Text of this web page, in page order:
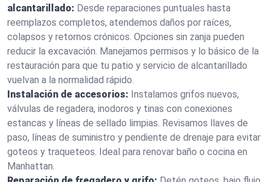
alcantarillado: Desde reparaciones puntuales hasta
reemplazos completos, atendemos daños por raíces,
colapsos y retornos crónicos. Opciones sin zanja pueden
reducir la excavación. Manejamos permisos y lo básico de la
restauración para que tu patio y servicio de alcantarillado
vuelvan a la normalidad rápido.
Instalación de accesorios: Instalamos grifos nuevos,
válvulas de regadera, inodoros y tinas con conexiones
estancas y líneas de sellado limpias. Revisamos llaves de
paso, líneas de suministro y pendiente de drenaje para evitar
goteos y traqueteos. Ideal para renovar baño o cocina en
Manhattan.